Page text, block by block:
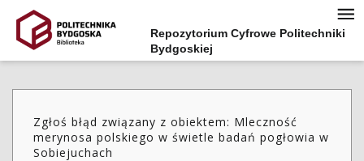
Repozytorium Cyfrowe Politechniki
Bydgoskiej
Zgłoś błąd związany z obiektem: Mleczność
merynosa polskiego w świetle badań pogłowia w
Sobiejuchach